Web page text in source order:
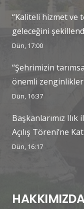
“Kaliteli hizmet
geleceğini
Dün, 17:00
“Şehrimizin
önemli
Dün, 16:37
Başkanlarımız Ilık
Açılış Töreni’ne
Dün, 16:17